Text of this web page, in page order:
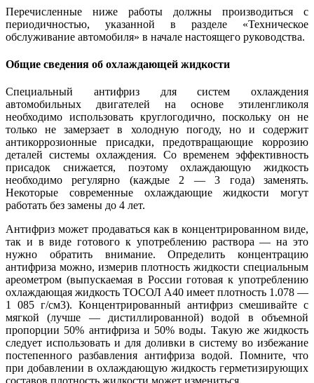
Перечисленные ниже работы должны производиться с
периодичностью, указанной в разделе «Техническое
обслуживание автомобиля» в начале настоящего руководства.
Общие сведения об охлаждающей жидкости
Специальный антифриз для систем охлаждения
автомобильных двигателей на основе этиленгликоля
необходимо использовать круглогодично, поскольку он не
только не замерзает в холодную погоду, но и содержит
антикоррозионные присадки, предотвращающие коррозию
деталей системы охлаждения. Со временем эффективность
присадок снижается, поэтому охлаждающую жидкость
необходимо регулярно (каждые 2 — 3 года) заменять.
Некоторые современные охлаждающие жидкости могут
работать без замены до 4 лет.
Антифриз может продаваться как в концентрированном виде,
так и в виде готового к употреблению раствора — на это
нужно обратить внимание. Определить концентрацию
антифриза можно, измерив плотность жидкости специальным
ареометром (выпускаемая в России готовая к употреблению
охлаждающая жидкость ТОСОЛ А40 имеет плотность 1.078 —
1 085 г/см3). Концентрированный антифриз смешивайте с
мягкой (лучше — дистиллированной) водой в объемной
пропорции 50% антифриза и 50% воды. Такую же жидкость
следует использовать и для доливки в систему во избежание
постепенного разбавления антифриза водой. Помните, что
при добавлении в охлаждающую жидкость герметизирующих
составов плотность жидкости может измениться.